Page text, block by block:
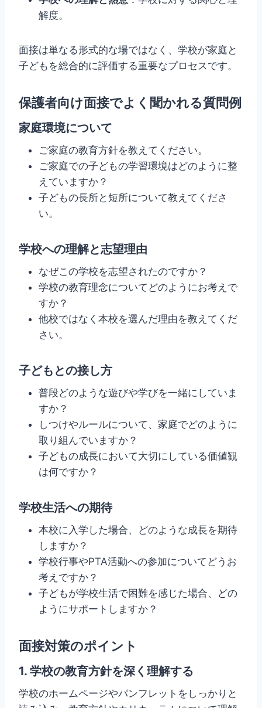
解度。
面接は単なる形式的な場ではなく、学校が家庭と
子どもを総合的に評価する重要なプロセスです。
保護者向け面接でよく聞かれる質問例
家庭環境について
ご家庭の教育方針を教えてください。
ご家庭での子どもの学習環境はどのように整
えていますか？
子どもの長所と短所について教えてくださ
い。
学校への理解と志望理由
なぜこの学校を志望されたのですか？
学校の教育理念についてどのようにお考えで
すか？
他校ではなく本校を選んだ理由を教えてくだ
さい。
子どもとの接し方
普段どのような遊びや学びを一緒にしていま
すか？
しつけやルールについて、家庭でどのように
取り組んでいますか？
子どもの成長において大切にしている価値観
は何ですか？
学校生活への期待
本校に入学した場合、どのような成長を期待
しますか？
学校行事やPTA活動への参加についてどうお
考えですか？
子どもが学校生活で困難を感じた場合、どの
ようにサポートしますか？
面接対策のポイント
1. 学校の教育方針を深く理解する
学校のホームページやパンフレットをしっかりと